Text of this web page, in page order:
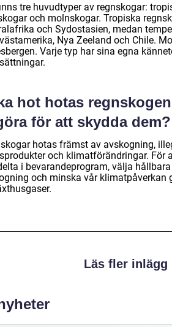
tre huvudtyper av regnskogar:
och molnskogar. Tropiska
och Sydostasien, medan
Nya Zeeland och Chile.
Varje typ har sina egna
hot hotas
för att skydda dem?
hotas främst av avskogning,
och klimatförändringar. För
i bevarandeprogram, välja
och minska vår klimatpåverkan
Läs fler inlägg